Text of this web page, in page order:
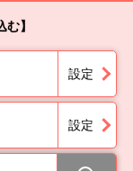
】
設定
設定